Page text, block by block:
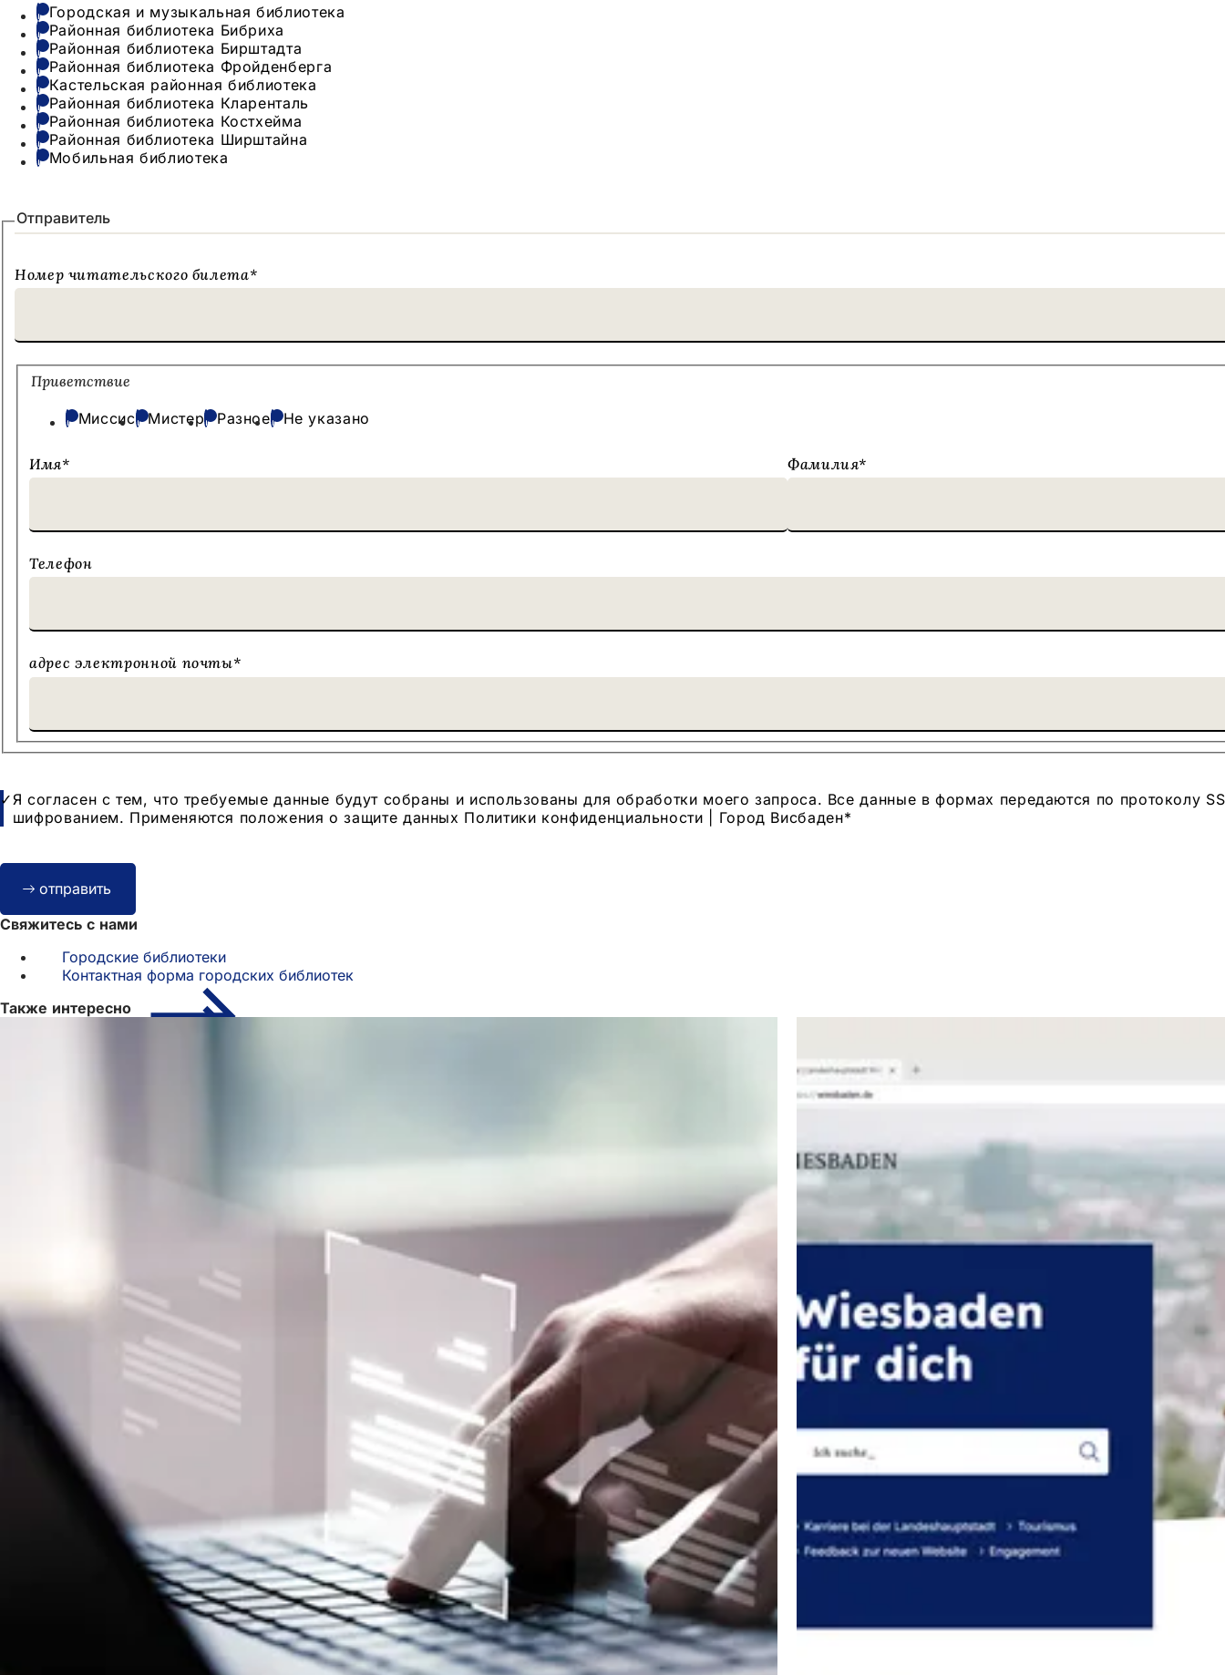
библиотеке?
Городская и музыкальная библиотека
Районная библиотека Бибриха
Районная библиотека Бирштадта
Районная библиотека Фройденберга
Кастельская районная библиотека
Районная библиотека Кларенталь
Районная библиотека Костхейма
Районная библиотека Ширштайна
Мобильная библиотека
Отправитель
Номер читательского билета*
Приветствие
Миссис Мистер Разное Не указано
Имя* Фамилия*
Телефон
адрес электронной почты*
Защита
данных
Я согласен с тем, что требуемые данные будут собраны и использованы для обработки моего запроса. Все данные в формах передаются по протоколу
шифрованием. Применяются положения о защите данных Политики конфиденциальности | Город Висбаден*
Bitte
lassen
Sie
dieses
leer.
отправить
Свяжитесь с нами
Городские библиотеки
Контактная форма городских библиотек
Также интересно